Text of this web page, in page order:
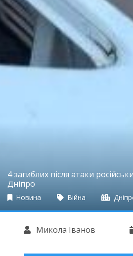
4 загиблих після атаки
Дніпро
Новина Війна
Микола Іванов